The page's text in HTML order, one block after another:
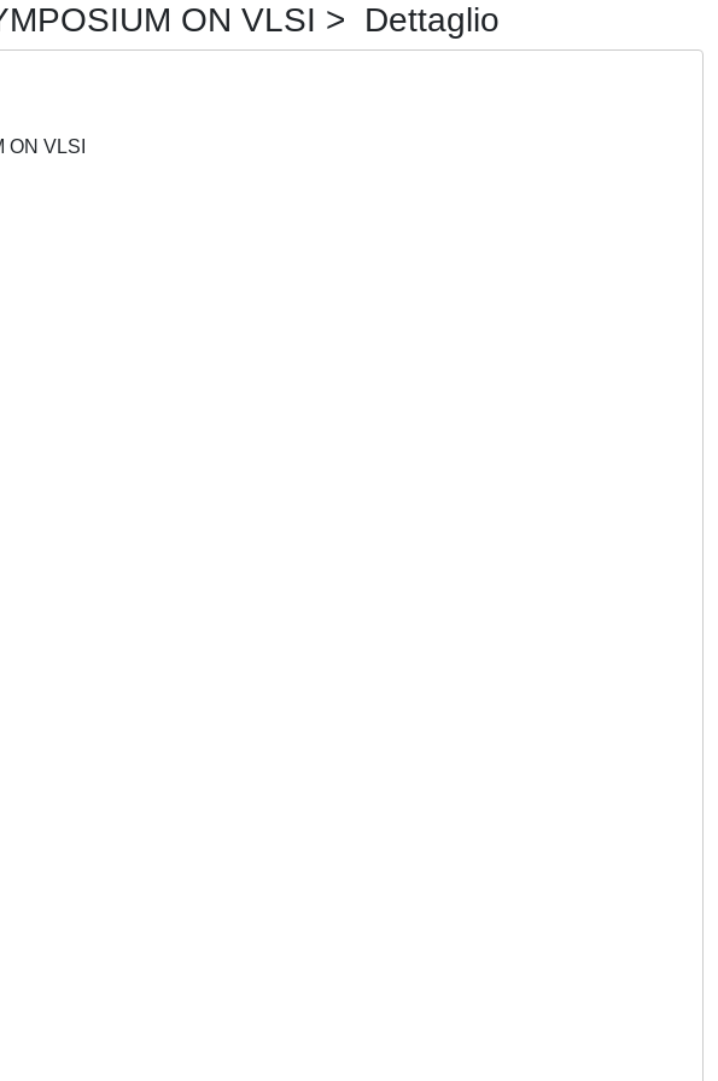
ON VLSI > Dettaglio